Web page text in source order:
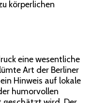
körperlichen
eine wesentliche
Art der Berliner
Hinweis auf lokale
humorvollen